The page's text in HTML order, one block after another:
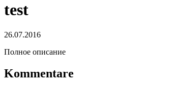
test
26.07.2016
Полное описание
Kommentare